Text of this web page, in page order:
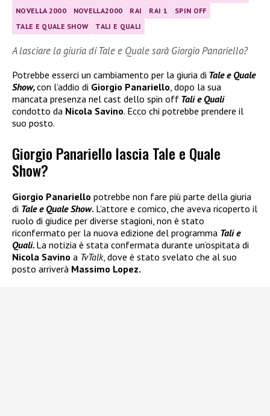
NOVELLA 2000
NOVELLA2000 RAI RAI 1
SPIN OFF
TALE E QUALE SHOW
TALI E QUALI
A lasciare la giuria di Tale e Quale sarà Giorgio Panariello?
Potrebbe esserci un cambiamento per la giuria di Tale e Quale
Show,con l’addio di Giorgio Panariello , dopo la sua
mancata presenza nel cast dello spin off Tali e Quali
condotto da Nicola Savino. Ecco chi potrebbe prendere il
suo posto.
Giorgio Panariello lascia Tale e Quale
Show?
Giorgio Panariello potrebbe non fare più parte della giuria
di Tale e Quale Show. L’attore e comico, che aveva ricoperto il
ruolo di giudice per diverse stagioni, non è stato
riconfermato per la nuova edizione del programma Tali e
Quali. La notizia è stata confermata durante un’ospitata di
Nicola Savino a TvTalk, dove è stato svelato che al suo
posto arriverà Massimo Lopez.